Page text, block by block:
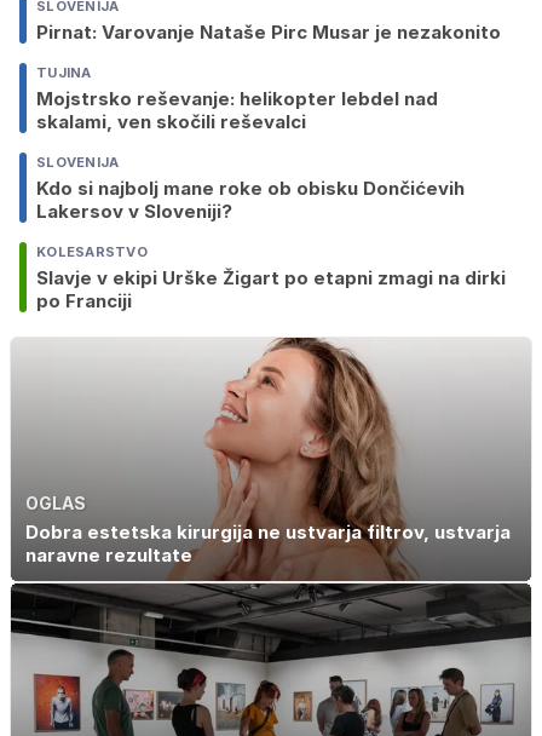
SLOVENIJA
Pirnat: Varovanje Nataše Pirc Musar je nezakonito
TUJINA
Mojstrsko reševanje: helikopter lebdel nad
skalami, ven skočili reševalci
SLOVENIJA
Kdo si najbolj mane roke ob obisku Dončićevih
Lakersov v Sloveniji?
KOLESARSTVO
Slavje v ekipi Urške Žigart po etapni zmagi na dirki
po Franciji
OGLAS
Dobra estetska kirurgija ne ustvarja filtrov, ustvarja
naravne rezultate